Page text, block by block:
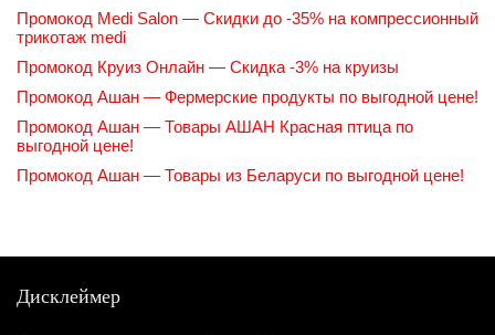
Промокод Medi Salon — Скидки до -35% на компрессионный
трикотаж medi
Промокод Круиз Онлайн — Скидка -3% на круизы
Промокод Ашан — Фермерские продукты по выгодной цене!
Промокод Ашан — Товары АШАН Красная птица по
выгодной цене!
Промокод Ашан — Товары из Беларуси по выгодной цене!
Дисклеймер